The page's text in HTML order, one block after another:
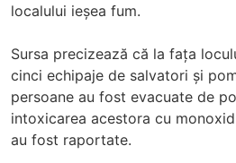
localului ieșea fum.
Sursa precizează că la fața
cinci echipaje de salvatori și
persoane au fost evacuate de
intoxicarea acestora cu
au fost raportate.